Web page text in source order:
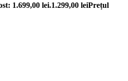
1.699,00 lei.1.299,00 leiPrețul